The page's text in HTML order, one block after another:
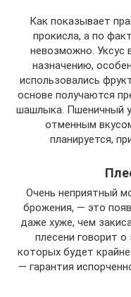
Как показывает
прокисла, а по
невозможно. Уксус
назначению,
использовались
основе получаются
шашлыка. Пшеничный
отменным
планируется,
Очень неприятный
брожения, — это
даже хуже, чем
плесени говорит
которых будет
— гарантия